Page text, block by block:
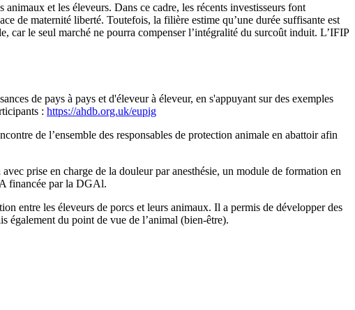
et les éleveurs. Dans ce cadre, les récents investisseurs font
de maternité liberté. Toutefois, la filière estime qu’une durée suffisante est
car le seul marché ne pourra compenser l’intégralité du surcoût induit. L’IFIP
de pays à pays et d'éleveur à éleveur, en s'appuyant sur des exemples
: https://ahdb.org.uk/eupig
de l’ensemble des responsables de protection animale en abattoir afin
prise en charge de la douleur par anesthésie, un module de formation en
financée par la DGAl.
entre les éleveurs de porcs et leurs animaux. Il a permis de développer des
également du point de vue de l’animal (bien-être).